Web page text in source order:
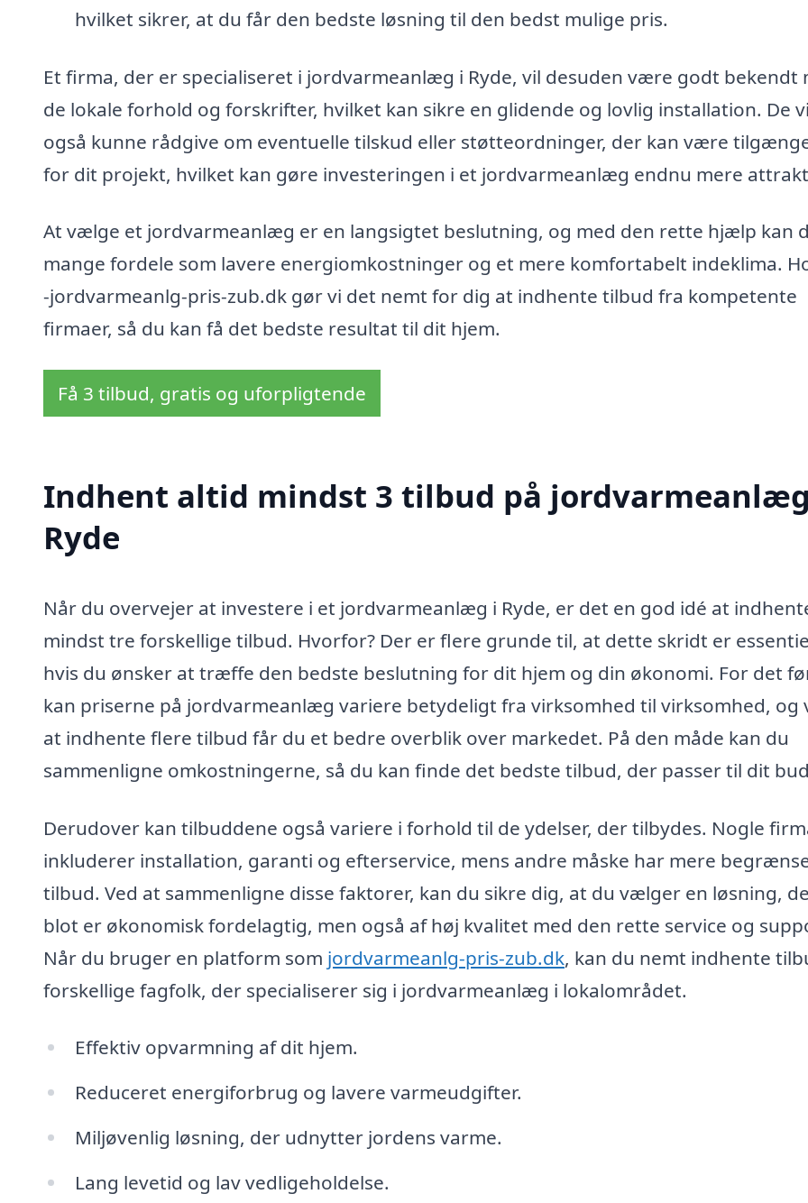
hvilket sikrer, at du får den bedste løsning til den bedst mulige pris.
Et firma, der er specialiseret i jordvarmeanlæg i Ryde, vil desuden være godt bekendt
de lokale forhold og forskrifter, hvilket kan sikre en glidende og lovlig installation. De
også kunne rådgive om eventuelle tilskud eller støtteordninger, der kan være
for dit projekt, hvilket kan gøre investeringen i et jordvarmeanlæg endnu mere
At vælge et jordvarmeanlæg er en langsigtet beslutning, og med den rette hjælp kan
mange fordele som lavere energiomkostninger og et mere komfortabelt indeklima.
-jordvarmeanlg-pris-zub.dk gør vi det nemt for dig at indhente tilbud fra kompetente
firmaer, så du kan få det bedste resultat til dit hjem.
Få 3 tilbud, gratis og uforpligtende
Indhent altid mindst 3 tilbud på
Ryde
Når du overvejer at investere i et jordvarmeanlæg i Ryde, er det en god idé at
mindst tre forskellige tilbud. Hvorfor? Der er flere grunde til, at dette skridt er
hvis du ønsker at træffe den bedste beslutning for dit hjem og din økonomi. For det
kan priserne på jordvarmeanlæg variere betydeligt fra virksomhed til virksomhed, og
at indhente flere tilbud får du et bedre overblik over markedet. På den måde kan du
sammenligne omkostningerne, så du kan finde det bedste tilbud, der passer til dit
Derudover kan tilbuddene også variere i forhold til de ydelser, der tilbydes. Nogle
inkluderer installation, garanti og efterservice, mens andre måske har mere
tilbud. Ved at sammenligne disse faktorer, kan du sikre dig, at du vælger en løsning,
blot er økonomisk fordelagtig, men også af høj kvalitet med den rette service og
Når du bruger en platform som jordvarmeanlg-pris-zub.dk, kan du nemt indhente
forskellige fagfolk, der specialiserer sig i jordvarmeanlæg i lokalområdet.
Effektiv opvarmning af dit hjem.
Reduceret energiforbrug og lavere varmeudgifter.
Miljøvenlig løsning, der udnytter jordens varme.
Lang levetid og lav vedligeholdelse.